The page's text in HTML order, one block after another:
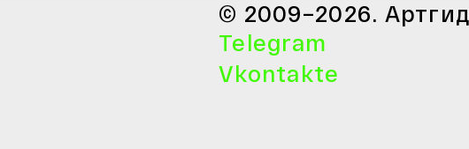
© 2009–2026.
Telegram
Vkontakte